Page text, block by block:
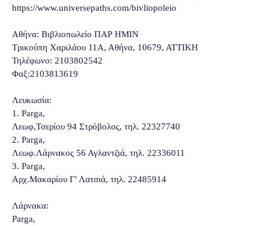
https://www.universepaths.com/bivliopoleio
Αθήνα: Βιβλιοπωλείο ΠΑΡ ΗΜΙΝ
Τρικούπη Χαριλάου 11Α, Αθήνα, 10679, ΑΤΤΙΚΗ
Τηλέφωνο: 2103802542
Φαξ:2103813619
Λευκωσία:
1. Parga,
Λεωφ,Τσερίου 94 Στρόβολος, τηλ. 22327740
2. Parga,
Λεωφ.Λάρνακος 56 Αγλαντζιά, τηλ. 22336011
3. Parga,
Αρχ.Μακαρίου Γ' Λατσιά, τηλ. 22485914
Λάρνακα:
Parga,